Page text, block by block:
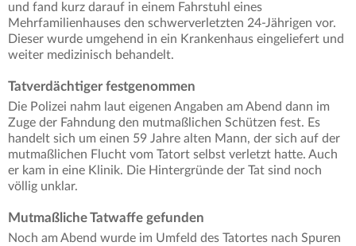
und fand kurz darauf in einem Fahrstuhl eines
Mehrfamilienhauses den schwerverletzten 24-Jährigen vor.
Dieser wurde umgehend in ein Krankenhaus eingeliefert und
weiter medizinisch behandelt.
Tatverdächtiger festgenommen
Die Polizei nahm laut eigenen Angaben am Abend dann im
Zuge der Fahndung den mutmaßlichen Schützen fest. Es
handelt sich um einen 59 Jahre alten Mann, der sich auf der
mutmaßlichen Flucht vom Tatort selbst verletzt hatte. Auch
er kam in eine Klinik. Die Hintergründe der Tat sind noch
völlig unklar.
Mutmaßliche Tatwaffe gefunden
Noch am Abend wurde im Umfeld des Tatortes nach Spuren